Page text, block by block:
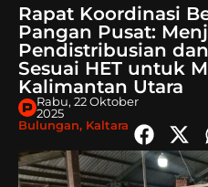
Rapat Koordinasi
Pangan Pusat:
Pendistribusian
Sesuai HET untuk
Kalimantan Utara
Rabu, 22 Oktober
2025
Bulungan, Kaltara